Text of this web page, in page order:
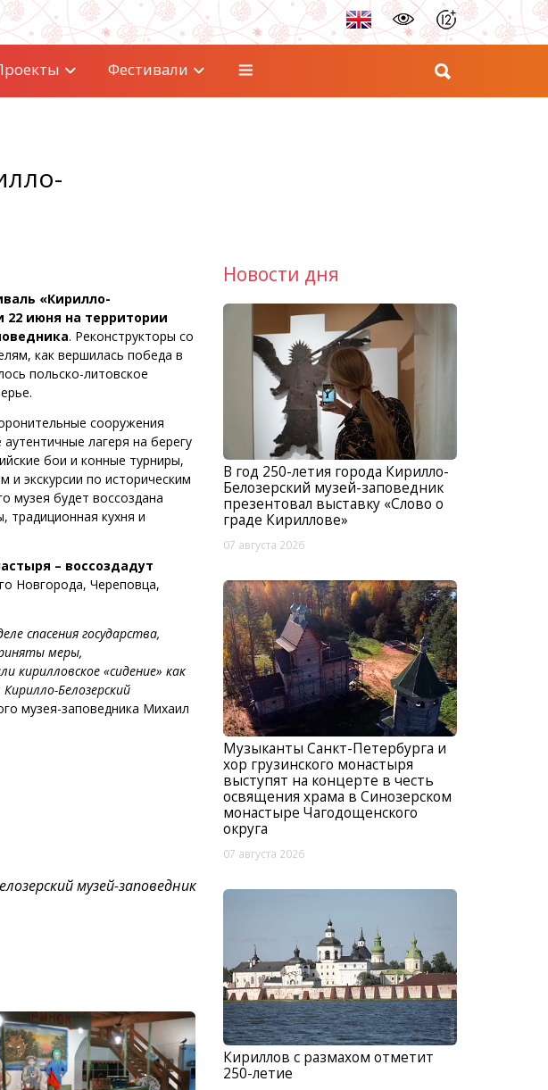
Фестивали
«Кирилло-
22 июня на территории
. Реконструкторы со
как вершилась победа в
польско-литовское
сооружения
лагеря на берегу
бои и конные турниры,
экскурсии по историческим
музея будет воссоздана
традиционная кухня и
– воссоздадут
Новгорода, Череповца,
спасения государства,
меры,
кирилловское «сидение» как
Белозерский
музея-заповедника Михаил
музей-заповедник
Новости дня
В год 250-летия города Кирилло-
Белозерский музей-заповедник
презентовал выставку «Слово о
граде Кириллове»
07 августа 2026
Музыканты Санкт-Петербурга и
хор грузинского монастыря
выступят на концерте в честь
освящения храма в Синозерском
монастыре Чагодощенского
округа
07 августа 2026
Кириллов с размахом отметит
250-летие